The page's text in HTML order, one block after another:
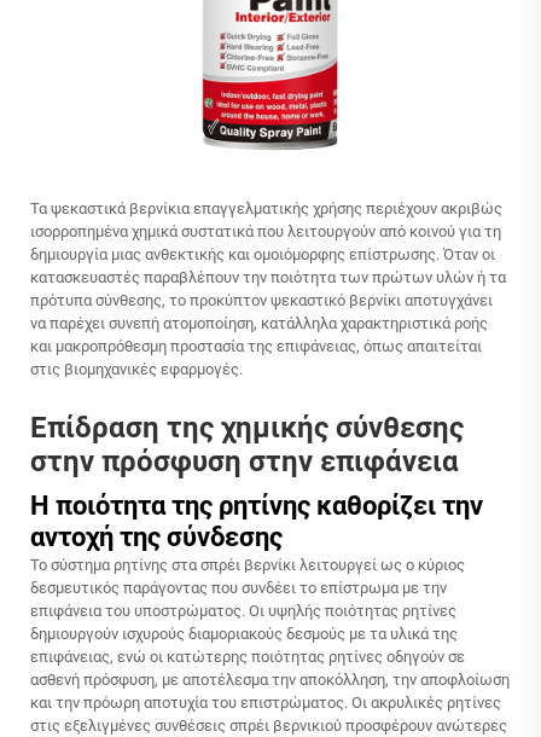
Τα ψεκαστικά βερνίκια επαγγελματικής χρήσης περιέχουν ακριβώς
ισορροπημένα χημικά συστατικά που λειτουργούν από κοινού για τη
δημιουργία μιας ανθεκτικής και ομοιόμορφης επίστρωσης. Όταν οι
κατασκευαστές παραβλέπουν την ποιότητα των πρώτων υλών ή τα
πρότυπα σύνθεσης, το προκύπτον ψεκαστικό βερνίκι αποτυγχάνει
να παρέχει συνεπή ατομοποίηση, κατάλληλα χαρακτηριστικά ροής
και μακροπρόθεσμη προστασία της επιφάνειας, όπως απαιτείται
στις βιομηχανικές εφαρμογές.
Επίδραση της χημικής σύνθεσης
στην πρόσφυση στην επιφάνεια
Η ποιότητα της ρητίνης καθορίζει την
αντοχή της σύνδεσης
Το σύστημα ρητίνης στα σπρέι βερνίκι λειτουργεί ως ο κύριος
δεσμευτικός παράγοντας που συνδέει το επίστρωμα με την
επιφάνεια του υποστρώματος. Οι υψηλής ποιότητας ρητίνες
δημιουργούν ισχυρούς διαμοριακούς δεσμούς με τα υλικά της
επιφάνειας, ενώ οι κατώτερης ποιότητας ρητίνες οδηγούν σε
ασθενή πρόσφυση, με αποτέλεσμα την αποκόλληση, την αποφλοίωση
και την πρόωρη αποτυχία του επιστρώματος. Οι ακρυλικές ρητίνες
στις εξελιγμένες συνθέσεις σπρέι βερνικιού προσφέρουν ανώτερες